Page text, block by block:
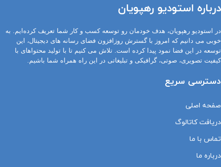
درباره استودیو رهپویان
در استودیو رهپویان، هدف خودمان رو توسعه کسب و کار شما تعریف کرده‌ایم. به
خوبی می دانیم که امروز با گسترش روزافزون فضای رسانه های دیجیتال، این
توسعه در این فضا نمود پیدا کرده است. تلاش می کنیم تا با تولید محتواهای با
کیفیت تصویری، صوتی، گرافیکی و تبلیغاتی در این راه همراه شما باشیم.
دسترسی سریع
صفحه اصلی
دریافت کاتالوگ
تماس با ما
درباره ما